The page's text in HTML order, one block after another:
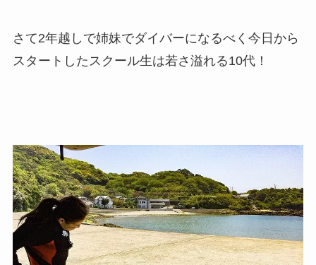
さて2年越しで姉妹でダイバーになるべく今日から
スタートしたスクール生は若さ溢れる10代！